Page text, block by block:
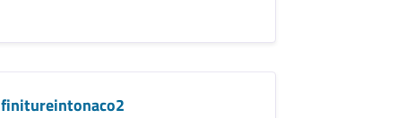
finitureintonaco2